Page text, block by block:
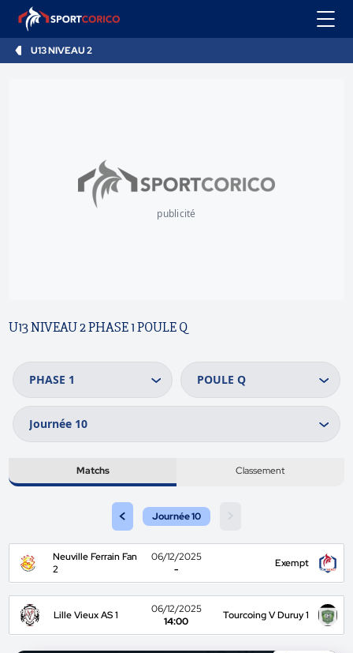
U13 NIVEAU 2
publicité
U13 NIVEAU 2 PHASE 1 POULE Q
Matchs Classement
< Journée 10
Neuville Ferrain Fan
2
06/12/2025
-
Exempt
Lille Vieux AS 1
06/12/2025
14:00
Tourcoing V Duruy 1